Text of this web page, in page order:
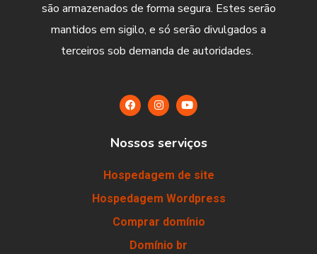
são armazenados de forma segura. Estes serão
mantidos em sigilo, e só serão divulgados a
terceiros sob demanda de autoridades.
Nossos serviços
Hospedagem de site
Hospedagem Wordpress
Comprar domínio
Domínio br